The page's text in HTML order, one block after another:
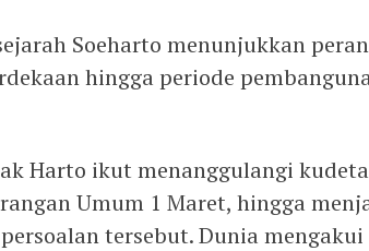
Soeharto menunjukkan peran
hingga periode
Harto ikut menanggulangi kudeta
Umum 1 Maret, hingga
tersebut. Dunia mengakui